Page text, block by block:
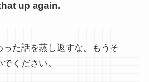
up again.
った話を蒸し返すな。もうそ
ください。